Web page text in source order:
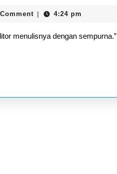
4:24 pm
menulisnya dengan sempurna.”